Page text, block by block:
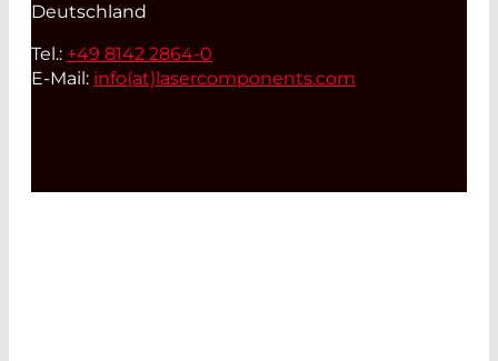
Deutschland
Tel.: +49 8142 2864-0
E-Mail: info(at) lasercomponents.com